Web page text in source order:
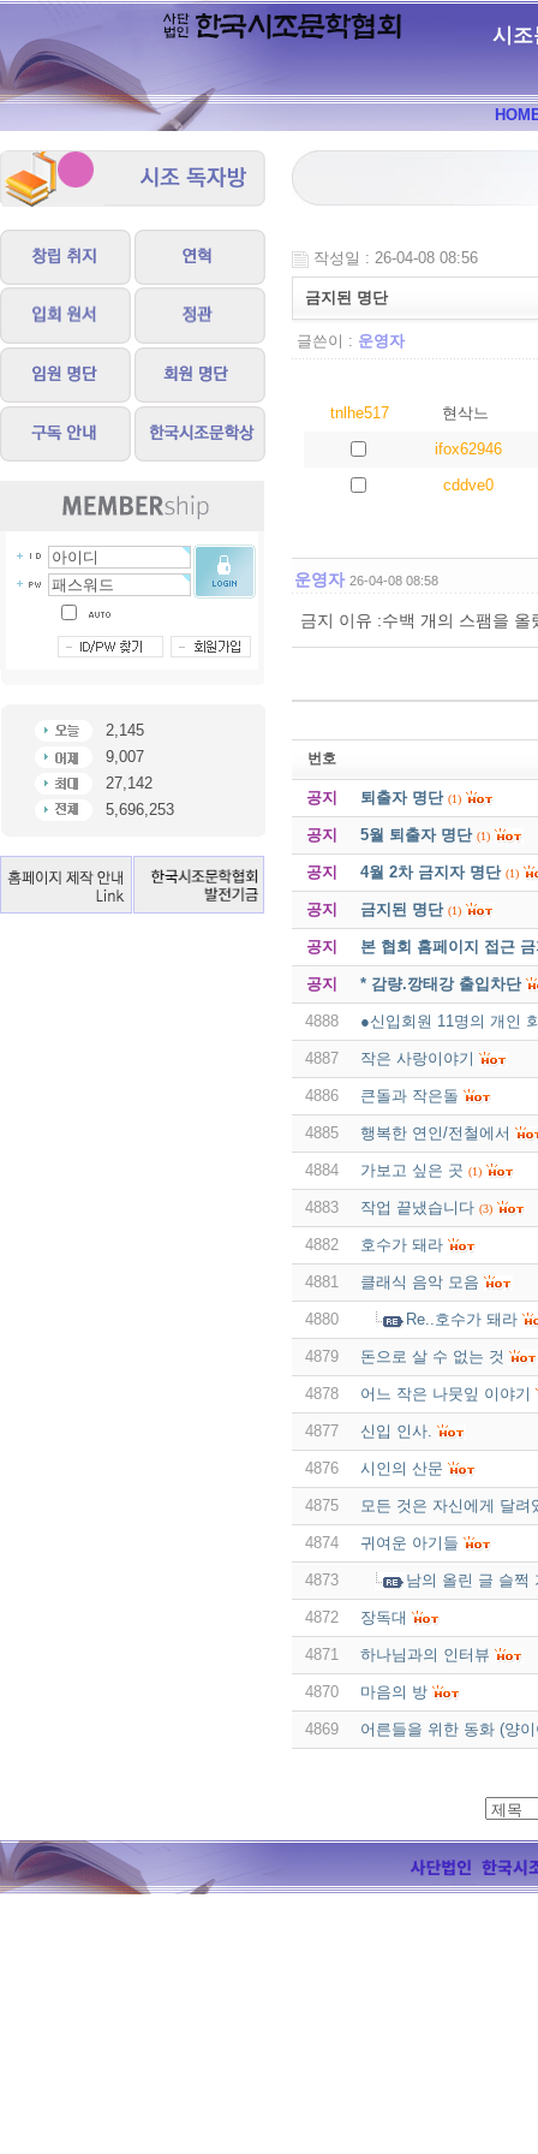
시조
2,145
9,007
27,142
5,696,253
작성일 : 26-04-08 08:56
금지된 명단
글쓴이 : 운영자
tnlhe517
현삭느
ifox62946
cddve0
운영자 26-04-08 08:58
금지 이유 :수백 개의 스팸을 올
번호
공지 퇴출자 명단 (1)
공지 5월 퇴출자 명단 (1)
공지 4월 2차 금지자 명단 (1)
공지 금지된 명단 (1)
공지 본 협회 홈페이지 접근
공지 * 감량.깡태강 출입차단
4888 ●신입회원 11명의 개인
4887 작은 사랑이야기
4886 큰돌과 작은돌
4885 행복한 연인/전철에서
4884 가보고 싶은 곳 (1)
4883 작업 끝냈습니다 (3)
4882 호수가 돼라
4881 클래식 음악 모음
4880 Re..호수가 돼라
4879 돈으로 살 수 없는 것
4878 어느 작은 나뭇잎 이야기
4877 신입 인사.
4876 시인의 산문
4875 모든 것은 자신에게 달려
4874 귀여운 아기들
4873 남의 올린 글 슬쩍
4872 장독대
4871 하나님과의 인터뷰
4870 마음의 방
4869 어른들을 위한 동화 (양